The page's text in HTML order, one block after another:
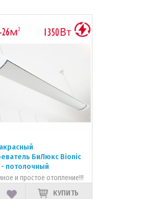
БиЛюкс Bionic
- потолочный
и простое отопление!!!
КУПИТЬ